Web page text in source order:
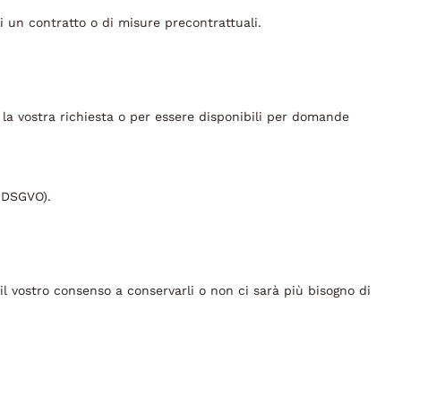
un contratto o di misure precontrattuali.
vostra richiesta o per essere disponibili per domande
consenso a conservarli o non ci sarà più bisogno di